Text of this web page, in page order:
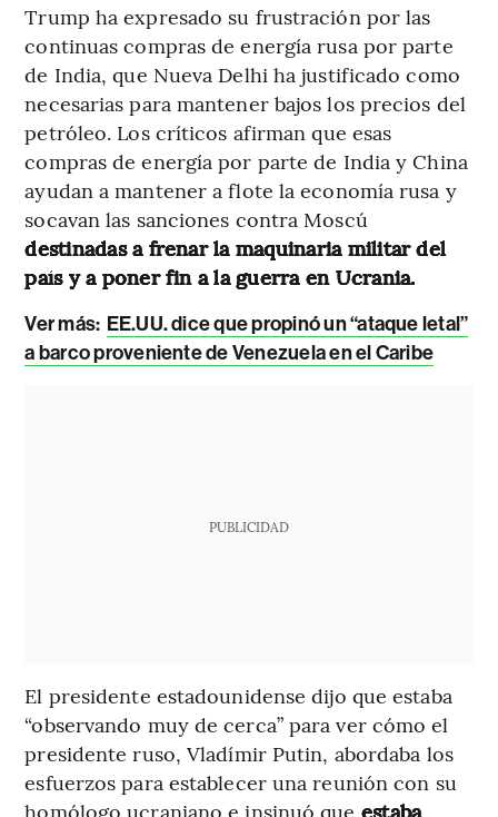
Trump ha expresado su frustración por las
continuas compras de energía rusa por parte
de India, que Nueva Delhi ha justificado como
necesarias para mantener bajos los precios del
petróleo. Los críticos afirman que esas
compras de energía por parte de India y China
ayudan a mantener a flote la economía rusa y
socavan las sanciones contra Moscú
destinadas a frenar la maquinaria militar del
país y a poner fin a la guerra en Ucrania.
Ver más: EE.UU. dice que propinó un “ataque letal”
a barco proveniente de Venezuela en el Caribe
PUBLICIDAD
El presidente estadounidense dijo que estaba
“observando muy de cerca” para ver cómo el
presidente ruso, Vladímir Putin, abordaba los
esfuerzos para establecer una reunión con su
homólogo ucraniano e insinuó que estaba